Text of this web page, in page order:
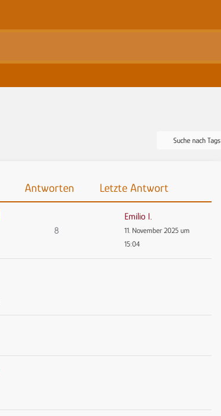
Suche nach Tags
Antworten Letzte Antwort
8
Emilio I.
11. November 2025 um
15:04